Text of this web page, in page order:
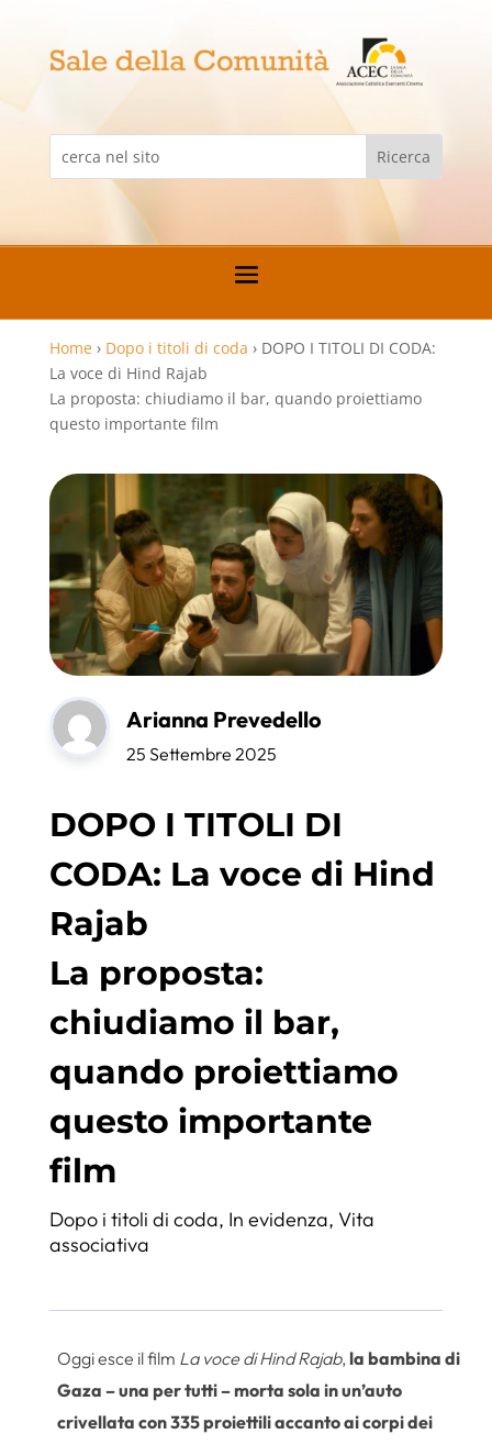
Home › Dopo i titoli di coda › DOPO I TITOLI DI CODA:
La voce di Hind Rajab
La proposta: chiudiamo il bar, quando proiettiamo
questo importante film
Arianna Prevedello
25 Settembre 2025
DOPO I TITOLI DI
CODA: La voce di Hind
Rajab
La proposta:
chiudiamo il bar,
quando proiettiamo
questo importante
film
Dopo i titoli di coda, In evidenza, Vita
associativa
Oggi esce il film La voce di Hind Rajab,la bambina di
Gaza – una per tutti – morta sola in un’auto
crivellata con 335 proiettili accanto ai corpi dei